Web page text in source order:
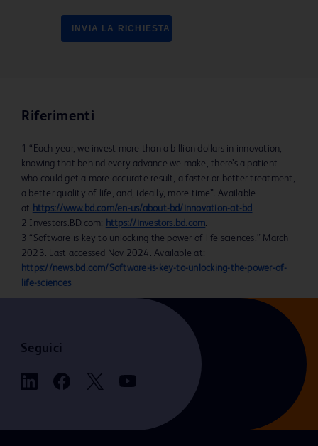
INVIA LA RICHIESTA
Riferimenti
1 “Each year, we invest more than a billion dollars in innovation,
knowing that behind every advance we make, there’s a patient
who could get a more accurate result, a faster or better treatment,
a better quality of life, and, ideally, more time”. Available
at https://www.bd.com/en-us/about-bd/innovation-at-bd
2 Investors.BD.com: https://investors.bd.com.
3 “Software is key to unlocking the power of life sciences.” March
2023. Last accessed Nov 2024. Available at:
https://news.bd.com/Software-is-key-to-unlocking-the-power-of-
life-sciences
Seguici